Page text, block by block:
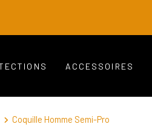
ACCESSOIRES
Coquille Homme Semi-Pro